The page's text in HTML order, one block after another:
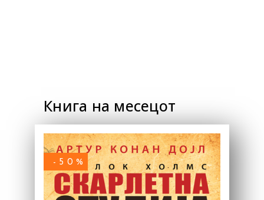
Книга на месецот
-50%